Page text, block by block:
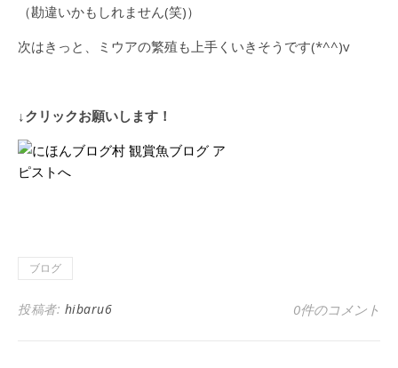
（勘違いかもしれません(笑)）
次はきっと、ミウアの繁殖も上手くいきそうです(*^^)v
↓クリックお願いします！
ブログ
投稿者: hibaru6 0件のコメント